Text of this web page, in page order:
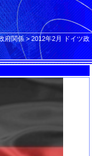
府関係>2012年2月 ドイツ政